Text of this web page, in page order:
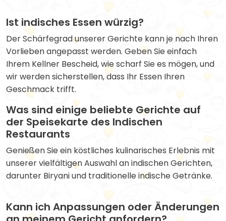
Ist indisches Essen würzig?
Der Schärfegrad unserer Gerichte kann je nach Ihren
Vorlieben angepasst werden. Geben Sie einfach
Ihrem Kellner Bescheid, wie scharf Sie es mögen, und
wir werden sicherstellen, dass Ihr Essen Ihren
Geschmack trifft.
Was sind einige beliebte Gerichte auf
der Speisekarte des Indischen
Restaurants
Genießen Sie ein köstliches kulinarisches Erlebnis mit
unserer vielfältigen Auswahl an indischen Gerichten,
darunter Biryani und traditionelle indische Getränke.
Kann ich Anpassungen oder Änderungen